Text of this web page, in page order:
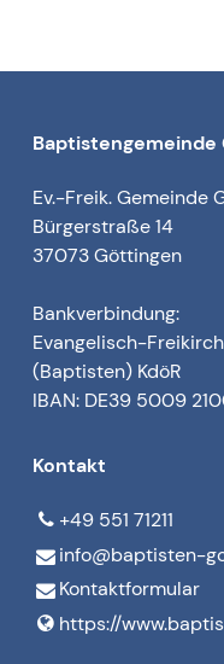
Baptistengemeinde
Ev.-Freik. Gemeinde
Bürgerstraße 14
37073 Göttingen
Bankverbindung:
Evangelisch-
(Baptisten) KdöR
IBAN: DE39 5009
Kontakt
+49 551 71211
info@​baptisten-
Kontaktformular
https://